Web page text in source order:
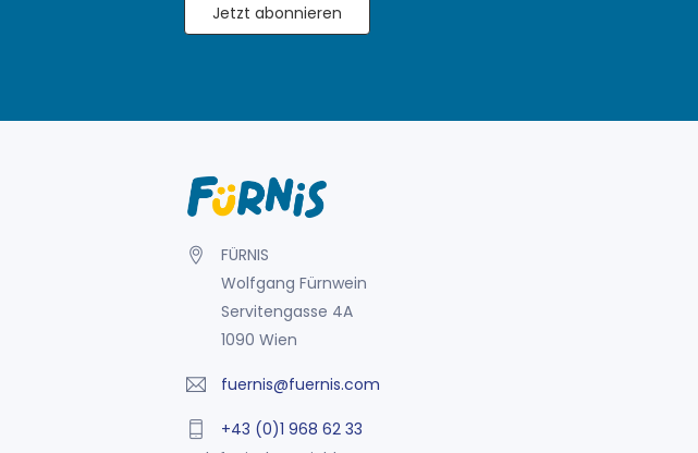
Jetzt abonnieren
FÜRNIS
Wolfgang Fürnwein
Servitengasse 4A
1090 Wien
fuernis@fuernis.com
+43 (0)1 968 62 33